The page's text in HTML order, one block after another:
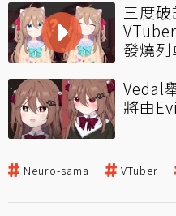
三度
發燒
Vedal
將由
Neuro-sama VTuber